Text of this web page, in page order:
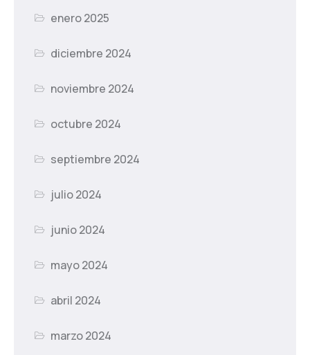
enero 2025
diciembre 2024
noviembre 2024
octubre 2024
septiembre 2024
julio 2024
junio 2024
mayo 2024
abril 2024
marzo 2024